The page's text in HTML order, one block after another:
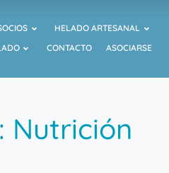
HELADO ARTESANAL
CONTACTO ASOCIARSE
Nutrición